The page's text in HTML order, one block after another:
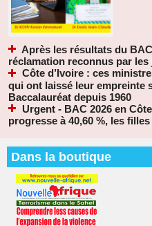
Après les résultats du
réclamation reconnus par les
Côte d’Ivoire : ces
qui ont laissé leur empreinte
Baccalauréat depuis 1960
Urgent - BAC 2026 en
progresse à 40,60 %, les
Dans la boutique